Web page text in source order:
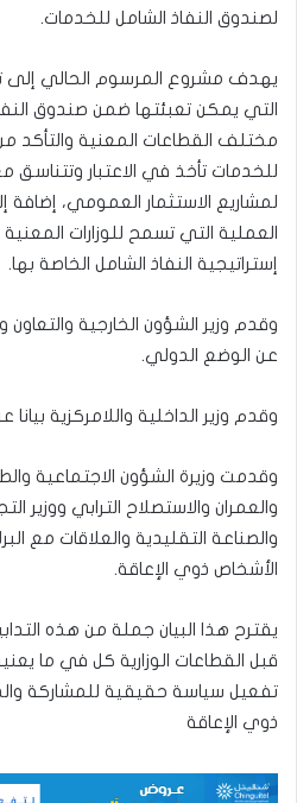
لصندوق النفاذ الشامل للخدمات.
يهدف مشروع المرسوم الحالي إلى
التي يمكن تعبئتها ضمن صندوق
مختلف القطاعات المعنية والتأكد من
للخدمات تأخذ في الاعتبار
لمشاريع الاستثمار العمومي، إضافة
العملية التي تسمح للوزارات المعنية
إستراتيجية النفاذ الشامل الخاصة بها.
وقدم وزير الشؤون الخارجية والتعاون
عن الوضع الدولي.
وقدم وزير الداخلية واللامركزية
وقدمت وزيرة الشؤون الاجتماعية
والعمران والاستصلاح الترابي ووزير
والصناعة التقليدية والعلاقات مع
الأشخاص ذوي الإعاقة.
يقترح هذا البيان جملة من هذه
قبل القطاعات الوزارية كل في ما
تفعيل سياسة حقيقية للمشاركة
ذوي الإعاقة